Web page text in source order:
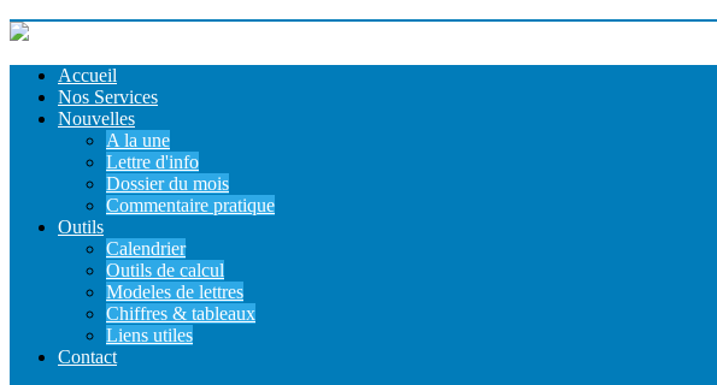
Accueil
Nos Services
Nouvelles
A la une
Lettre d'info
Dossier du mois
Commentaire pratique
Outils
Calendrier
Outils de calcul
Modeles de lettres
Chiffres & tableaux
Liens utiles
Contact